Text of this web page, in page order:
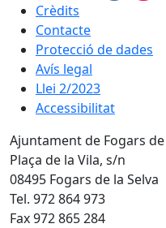
Crèdits
Contacte
Protecció de dades
Avís legal
Llei 2/2023
Accessibilitat
Ajuntament de Fogars de
Plaça de la Vila, s/n
08495 Fogars de la Selva
Tel. 972 864 973
Fax 972 865 284